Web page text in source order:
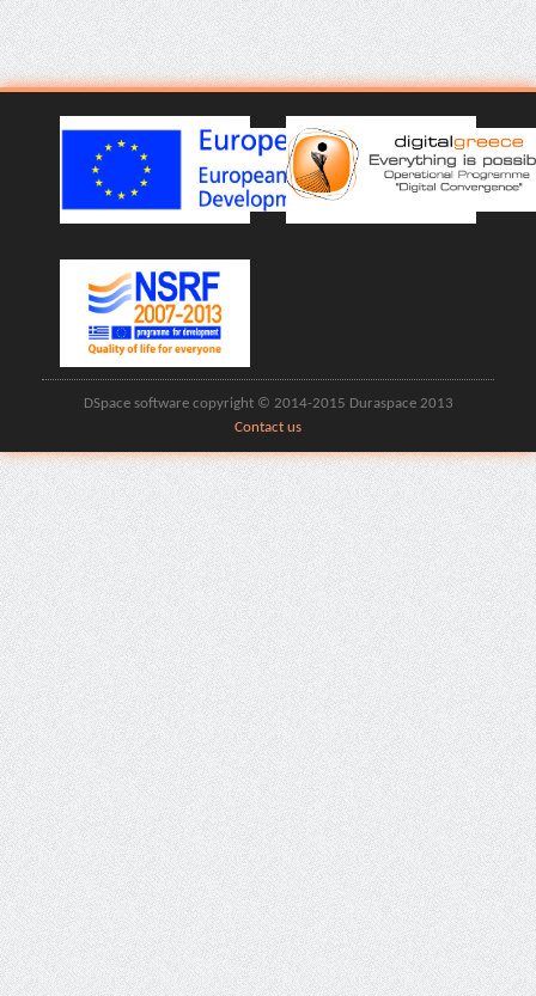
DSpace software copyright © 2014-2015 Duraspace 2013
Contact us